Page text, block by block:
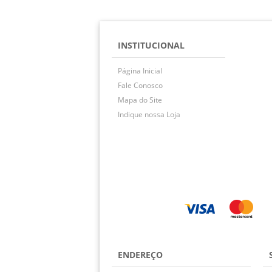
INSTITUCIONAL
Página Inicial
Fale Conosco
Mapa do Site
Indique nossa Loja
ENDEREÇO